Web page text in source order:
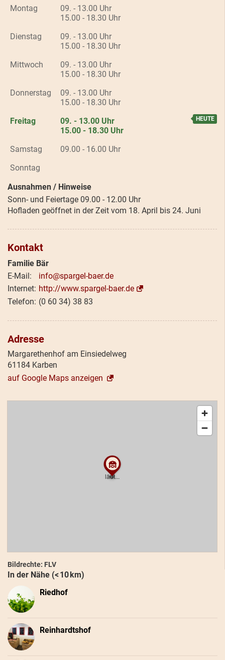
Montag
09. - 13.00 Uhr
15.00 - 18.30 Uhr
Dienstag
09. - 13.00 Uhr
15.00 - 18.30 Uhr
Mittwoch
09. - 13.00 Uhr
15.00 - 18.30 Uhr
Donnerstag
09. - 13.00 Uhr
15.00 - 18.30 Uhr
Freitag
09. - 13.00 Uhr
15.00 - 18.30 Uhr
Samstag
09.00 - 16.00 Uhr
Sonntag
Ausnahmen / Hinweise
Sonn- und Feiertage 09.00 - 12.00 Uhr
Hofladen geöffnet in der Zeit vom 18. April bis 24. Juni
Kontakt
Familie Bär
info@spargel-baer.de
http://www.spargel-baer.de
(0 60 34) 38 83
Adresse
Margarethenhof am Einsiedelweg
61184 Karben
auf Google Maps anzeigen
Bildrechte: FLV
In der Nähe (< 10 km)
Riedhof
Reinhardtshof